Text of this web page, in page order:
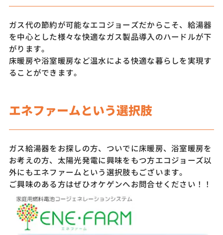
ガス代の節約が可能なエコジョーズだからこそ、給湯器
を中心とした様々な快適なガス製品導入のハードルが下
がります。
床暖房や浴室暖房など温水による快適な暮らしを実現す
ることができます。
エネファームという選択肢
ガス給湯器をお探しの方、ついでに床暖房、浴室暖房を
お考えの方、太陽光発電に興味をもつ方エコジョーズ以
外にもエネファームという選択肢もございます。
ご興味のある方はぜひオケゲンへお問合せください！！